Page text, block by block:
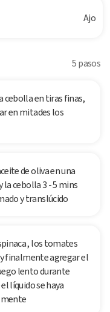
Ajo
5 pasos
cebolla en tiras finas,
en mitades los
de oliva en una
la cebolla 3 - 5 mins
y translúcido
, los tomates
finalmente agregar el
lento durante
líquido se haya